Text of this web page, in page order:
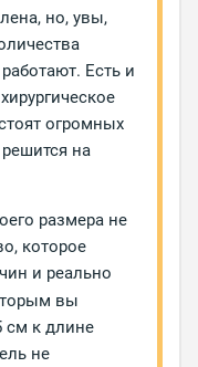
но, увы,
Есть и
огромных
на
размера не
которое
и реально
вы
см к длине
не